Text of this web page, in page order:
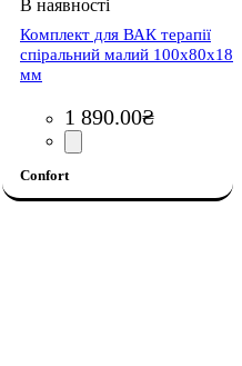
Комплект для ВАК тepaпiї
спiральний малий 100х80х18
мм
1 890.00₴
Confort